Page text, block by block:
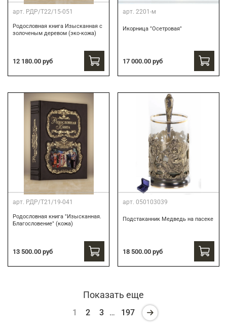
арт. РДР/Т22/15-051
Родословная книга Изысканная с
золоченым деревом (эко-кожа)
12 180.00 руб
арт. 2201-м
Икорница "Осетровая"
17 000.00 руб
арт. РДР/Т21/19-041
Родословная книга "Изысканная.
Благословение" (кожа)
13 500.00 руб
арт. 050103039
Подстаканник Медведь на пасеке
18 500.00 руб
Показать еще
1 2 3 … 197